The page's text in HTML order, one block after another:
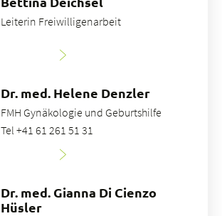
Leiterin Freiwilligenarbeit
Dr. med. Helene Denzler
FMH Gynäkologie und Geburtshilfe
Tel +41 61 261 51 31
Dr. med. Gianna Di Cienzo
Hüsler